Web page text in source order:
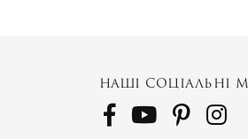
НАШІ СОЦІАЛЬНІ